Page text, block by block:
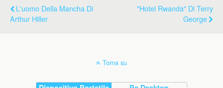
L'uomo Della Mancha Di
Arthur Hiller
"Hotel Rwanda" Di Terry
George
Torna su